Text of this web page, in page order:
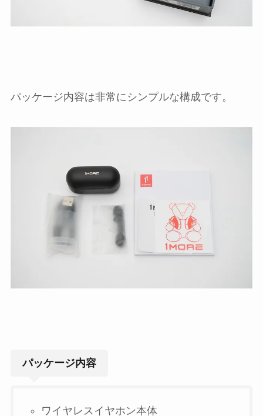
パッケージ内容は非常にシンプルな構成です。
パッケージ内容
ワイヤレスイヤホン本体